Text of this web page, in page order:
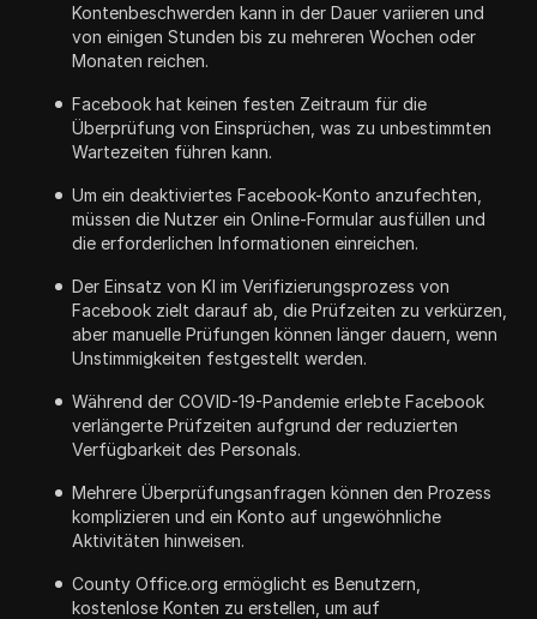
Kontenbeschwerden kann in der Dauer variieren und
von einigen Stunden bis zu mehreren Wochen oder
Monaten reichen.
Facebook hat keinen festen Zeitraum für die
Überprüfung von Einsprüchen, was zu unbestimmten
Wartezeiten führen kann.
Um ein deaktiviertes Facebook-Konto anzufechten,
müssen die Nutzer ein Online-Formular ausfüllen und
die erforderlichen Informationen einreichen.
Der Einsatz von KI im Verifizierungsprozess von
Facebook zielt darauf ab, die Prüfzeiten zu verkürzen,
aber manuelle Prüfungen können länger dauern, wenn
Unstimmigkeiten festgestellt werden.
Während der COVID-19-Pandemie erlebte Facebook
verlängerte Prüfzeiten aufgrund der reduzierten
Verfügbarkeit des Personals.
Mehrere Überprüfungsanfragen können den Prozess
komplizieren und ein Konto auf ungewöhnliche
Aktivitäten hinweisen.
County Office.org ermöglicht es Benutzern,
kostenlose Konten zu erstellen, um auf